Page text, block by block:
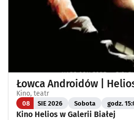
Łowca Androidów |
Kino, teatr
08 SIE 2026 Sobota godz.
Kino Helios w Galerii Białej